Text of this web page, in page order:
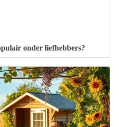
onder liefhebbers?